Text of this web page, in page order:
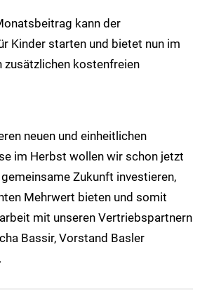
kann der
Kinder starten und bietet nun im
kostenfreien
neuen und einheitlichen
im Herbst wollen wir schon jetzt
Zukunft investieren,
Mehrwert bieten und somit
mit unseren Vertriebspartnern
Bassir, Vorstand Basler